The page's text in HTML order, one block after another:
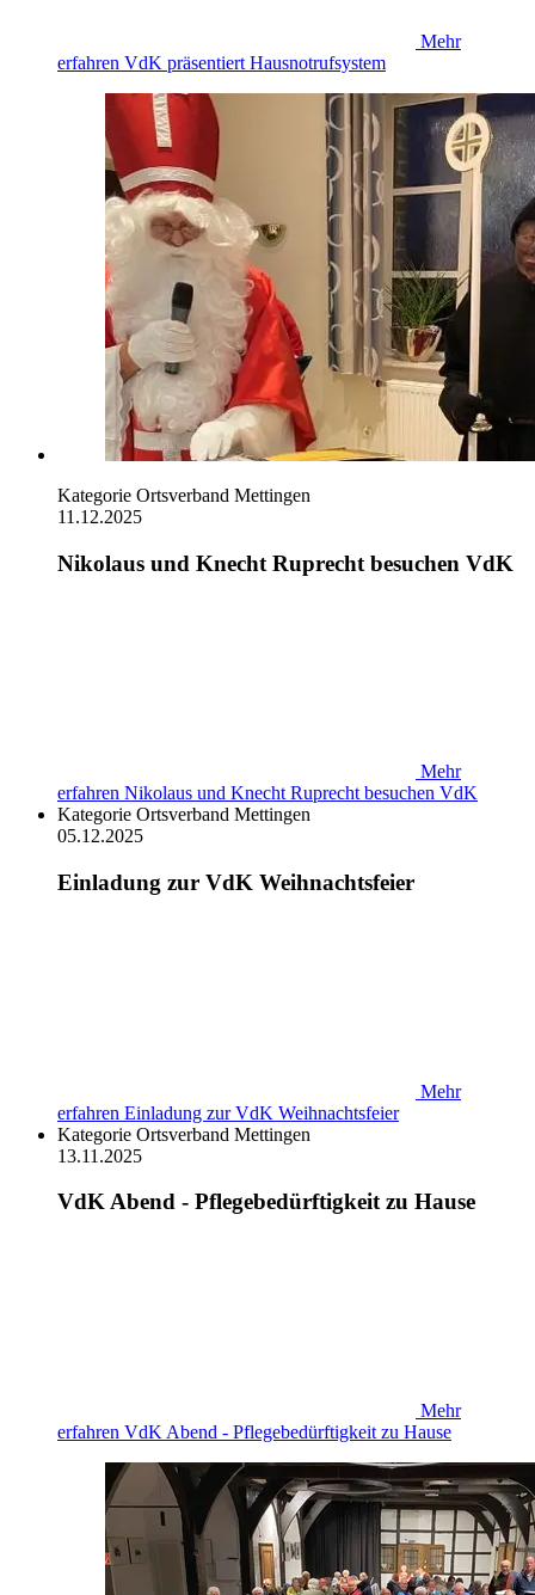
Mehr
erfahren VdK präsentiert Hausnotrufsystem
Kategorie Ortsverband Mettingen
11.12.2025
Nikolaus und Knecht Ruprecht besuchen VdK
Mehr
erfahren Nikolaus und Knecht Ruprecht besuchen VdK
Kategorie Ortsverband Mettingen
05.12.2025
Einladung zur VdK Weihnachtsfeier
Mehr
erfahren Einladung zur VdK Weihnachtsfeier
Kategorie Ortsverband Mettingen
13.11.2025
VdK Abend - Pflegebedürftigkeit zu Hause
Mehr
erfahren VdK Abend - Pflegebedürftigkeit zu Hause